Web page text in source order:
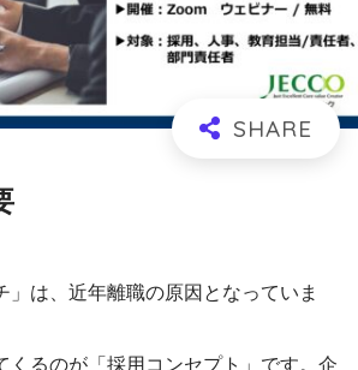
」は、近年離職の原因となっていま
くるのが「採用コンセプト」です。企